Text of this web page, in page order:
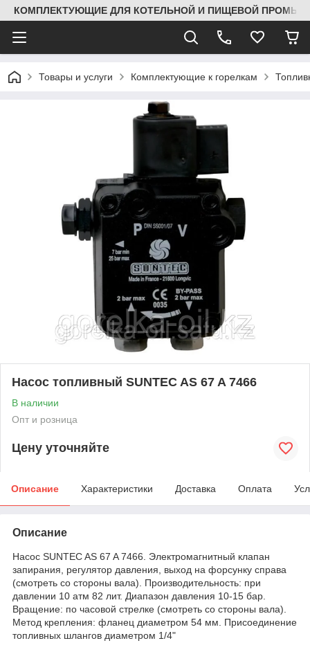
КОМПЛЕКТУЮЩИЕ ДЛЯ КОТЕЛЬНОЙ И ПИЩЕВОЙ
Товары и услуги Комплектующие к горелкам
Насос топливный SUNTEC AS 67 A 7466
В наличии
Опт и розница
Цену уточняйте
Описание Характеристики Доставка Оплата
Описание
Насос SUNTEC AS 67 A 7466. Электромагнитный клапан
запирания, регулятор давления, выход на форсунку справа
(смотреть со стороны вала). Производительность: при
давлении 10 атм 82 лит. Диапазон давления 10-15 бар.
Вращение: по часовой стрелке (смотреть со стороны вала).
Метод крепления: фланец диаметром 54 мм. Присоединение
топливных шлангов диаметром 1/4"